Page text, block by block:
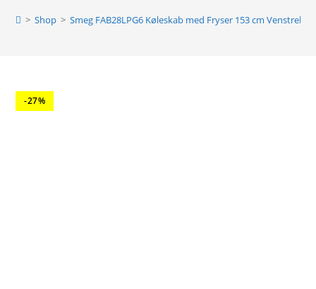
> Shop > Smeg FAB28LPG6 Køleskab med Fryser 153 cm
-27%